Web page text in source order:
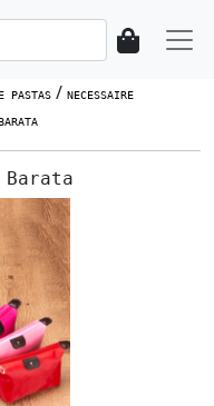
PASTAS / NECESSAIRE